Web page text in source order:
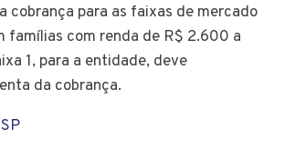
cobrança para as faixas de mercado
famílias com renda de R$ 2.600 a
1, para a entidade, deve
da cobrança.